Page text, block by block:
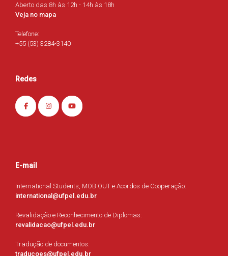
Aberto das 8h às 12h - 14h às 18h
Veja no mapa
Telefone:
+55 (53) 3284-3140
Redes
E-mail
International Students, MOB OUT e Acordos de Cooperação:
international@ufpel.edu.br
Revalidação e Reconhecimento de Diplomas:
revalidacao@ufpel.edu.br
Tradução de documentos:
traducoes@ufpel.edu.br